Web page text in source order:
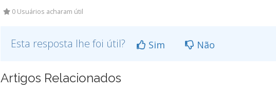
0 Usuários acharam útil
Esta resposta lhe foi útil? Sim Não
Artigos Relacionados